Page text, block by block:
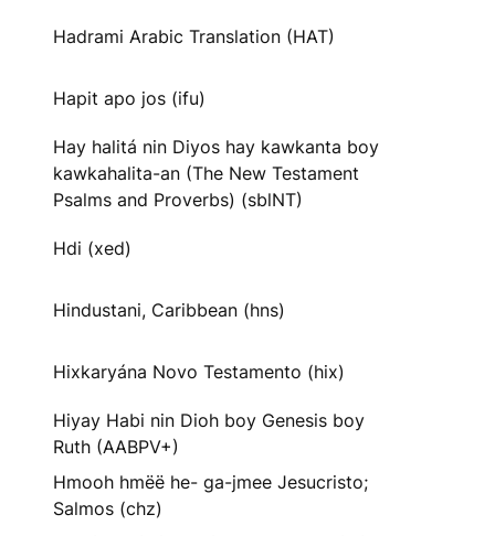
Hadrami Arabic Translation (HAT)
Hapit apo jos (ifu)
Hay halitá nin Diyos hay kawkanta boy
kawkahalita-an (The New Testament
Psalms and Proverbs) (sblNT)
Hdi (xed)
Hindustani, Caribbean (hns)
Hixkaryána Novo Testamento (hix)
Hiyay Habi nin Dioh boy Genesis boy
Ruth (AABPV+)
Hmooh hmëë he- ga-jmee Jesucristo;
Salmos (chz)